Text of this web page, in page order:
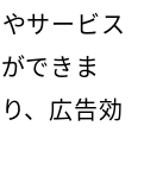
サービス
できま
、広告効